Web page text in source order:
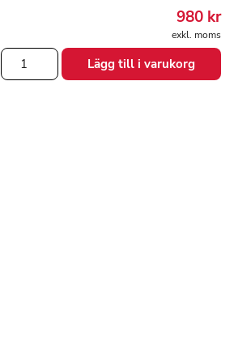
980 kr
exkl. moms
Ländryggstöd
spina
bac
Lägg till i varukorg